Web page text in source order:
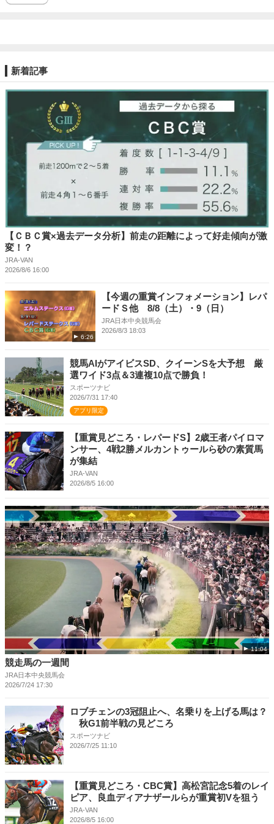
新着記事
【ＣＢＣ賞×過去データ分析】前走の距離によって好走傾向が激
変！？
JRA-VAN
2026/8/6 16:00
6:26
【今週の重賞インフォメーション】レパ
ードＳ他 8/8（土）・9（日）
JRA日本中央競馬会
2026/8/3 18:03
競馬AIがアイビスSD、クイーンSを大予想 厳
選ワイド3点＆3連複10点で勝負！
スポーツナビ
2026/7/31 17:40
アプリ限定
【重賞見どころ・レパードS】2歳王者パイロマ
ンサー、4戦2勝メルカントゥールら砂の素質馬
が集結
JRA-VAN
2026/8/5 16:00
11:04
競走馬の一週間
JRA日本中央競馬会
2026/7/24 17:30
ロブチェンの3冠阻止へ、名乗りを上げる馬は？
秋G1前半戦の見どころ
スポーツナビ
2026/7/25 11:10
【重賞見どころ・CBC賞】高松宮記念5着のレイ
ピア、良血ディアナザールらが重賞初Vを狙う
JRA-VAN
2026/8/5 16:00